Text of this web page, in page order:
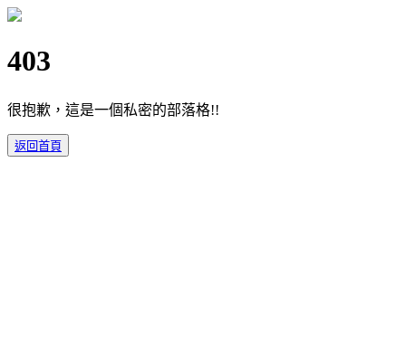
403
很抱歉，這是一個私密的部落格!!
返回首頁